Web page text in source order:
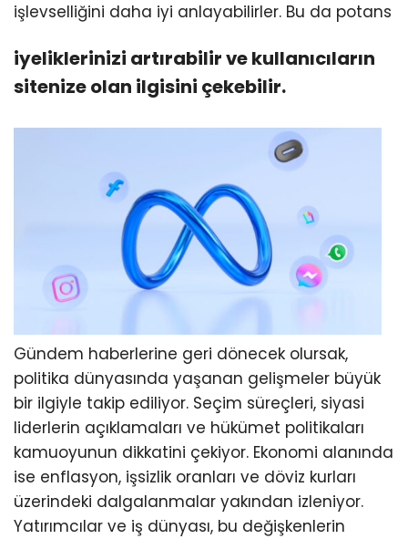
işlevselliğini daha iyi anlayabilirler. Bu da potans
iyeliklerinizi artırabilir ve kullanıcıların
sitenize olan ilgisini çekebilir.
Gündem haberlerine geri dönecek olursak,
politika dünyasında yaşanan gelişmeler büyük
bir ilgiyle takip ediliyor. Seçim süreçleri, siyasi
liderlerin açıklamaları ve hükümet politikaları
kamuoyunun dikkatini çekiyor. Ekonomi alanında
ise enflasyon, işsizlik oranları ve döviz kurları
üzerindeki dalgalanmalar yakından izleniyor.
Yatırımcılar ve iş dünyası, bu değişkenlerin